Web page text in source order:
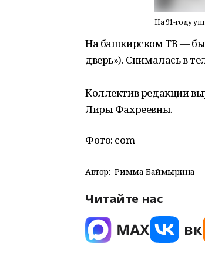
На 91-году
На башкирском ТВ —
дверь»). Снималась в
Коллектив редакции
Лиры Фахреевны.
Фото: com
Автор: Римма Баймырҙина
Читайте нас